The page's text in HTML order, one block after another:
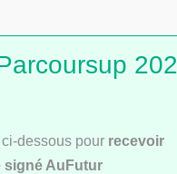
?
MÉTHODOLOGIE
dessous pour recevoir
signé AuFutur